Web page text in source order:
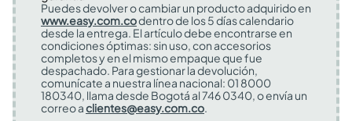
Puedes devolver o cambiar un producto adquirido en
www.easy.com.codentro de los 5 días calendario
desde la entrega. El artículo debe encontrarse en
condiciones óptimas: sin uso, con accesorios
completos y en el mismo empaque que fue
despachado. Para gestionar la devolución,
comunícate a nuestra línea nacional: 01 8000
180340, llama desde Bogotá al 746 0340, o envía un
correo aclientes@easy.com.co.